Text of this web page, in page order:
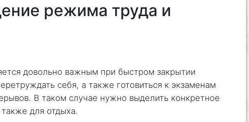
режима труда и
довольно важным при быстром закрытии
себя, а также готовиться к экзаменам
В таком случае нужно выделить конкретное
для отдыха.